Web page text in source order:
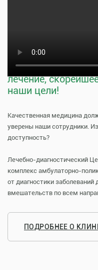
Тщательная
лечение,
наши цели!
Качественная медицина
уверены наши сотрудники.
доступность?
Лечебно-диагностический
комплекс амбулаторно-
от диагностики заболеваний
вмешательств по всем
ПОДРОБНЕЕ О